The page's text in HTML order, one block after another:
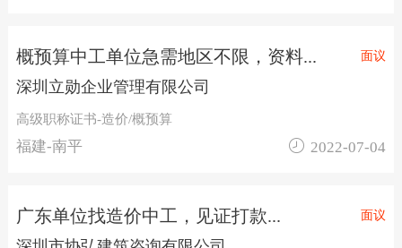
概预算中工单位急需地区不限，资料... 面议
深圳立勋企业管理有限公司
高级职称证书-造价/概预算
福建-南平  2022-07-04
广东单位找造价中工，见证打款... 面议